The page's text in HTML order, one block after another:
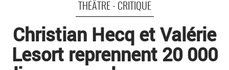
THÉÂTRE - CRITIQUE
Christian Hecq et Valérie
Lesort reprennent 20 000